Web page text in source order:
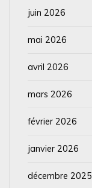
juin 2026
mai 2026
avril 2026
mars 2026
février 2026
janvier 2026
décembre 2025